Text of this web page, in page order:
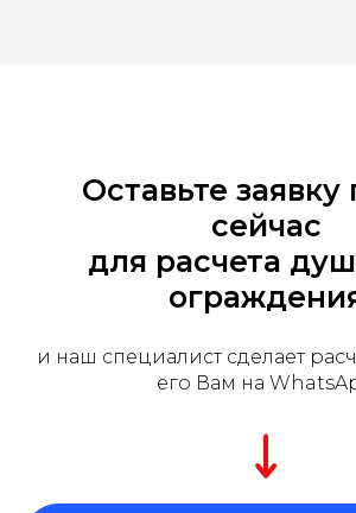
Оставьте
сейчас
для расчета
и наш специалист сделает
его Вам на